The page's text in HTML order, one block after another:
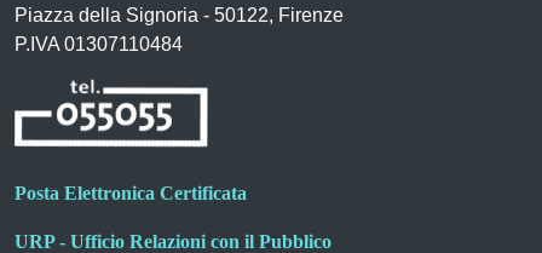
Piazza della Signoria - 50122, Firenze
P.IVA 01307110484
Posta Elettronica Certificata
URP - Ufficio Relazioni con il Pubblico